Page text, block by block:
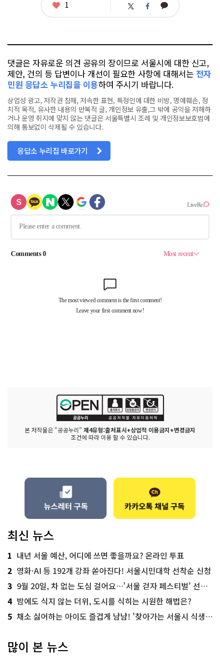
좋1 트 페 카
댓글은 자유로운 의견 공유의 장이므로 서울시에 대한 신고,
제안, 건의 등 답변이나 개선이 필요한 사항에 대해서는 전자
민원 응답소 누리집을 이용하여 주시기 바랍니다.
상업성 광고, 저작권 침해, 저속한 표현, 특정인에 대한 비방, 명예훼손, 정
치적 목적, 유사한 내용의 반복적 글, 개인정보 유출,그 밖에 공익을 저해하
거나 운영 취지에 맞지 않는 댓글은 서울특별시 조례 및 개인정보보호법에
의해 통보없이 삭제될 수 있습니다.
응답소 누리집 바로가기
본 저작물은 "공공누리" 제4유형:출처표시+상업적 이용금지+변경금지
조건에 따라 이용 할 수 있습니다.
최신 뉴스
1 내년 서울 예산, 어디에 쓰면 좋을까요? 온라인 투표
2 영화·AI 등 192개 강좌 쏟아진다! 서울시민대학 선착순 신청
3 9월 20일, 차 없는 도심 걸어요…'서울 걷자 페스티벌' 선착순 5천명
4 밤에도 식지 않는 더위, 도시를 식히는 시원한 해법은?
5 채소 싫어하는 아이도 즐겁게 냠냠! '찾아가는 서울시 식생활 교육' 현장
많이 본 뉴스